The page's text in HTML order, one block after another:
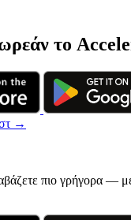
το
→
πιο γρήγορα —